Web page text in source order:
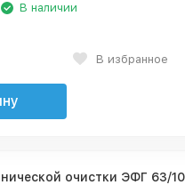
В наличии
В избранное
очистки ЭФГ 63/